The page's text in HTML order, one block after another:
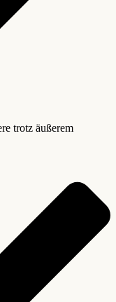
trotz äußerem